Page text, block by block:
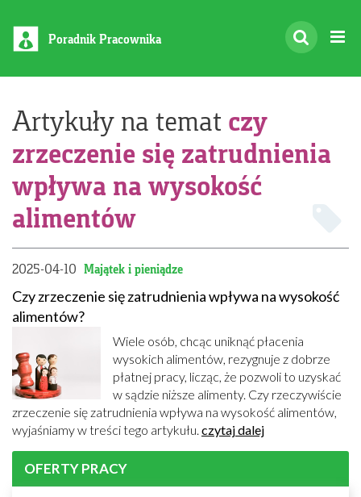
Poradnik Pracownika
Artykuły na temat czy
zrzeczenie się zatrudnienia
wpływa na wysokość
alimentów
2025-04-10 Majątek i pieniądze
Czy zrzeczenie się zatrudnienia wpływa na wysokość
alimentów?
Wiele osób, chcąc uniknąć płacenia
wysokich alimentów, rezygnuje z dobrze
płatnej pracy, licząc, że pozwoli to uzyskać
w sądzie niższe alimenty. Czy rzeczywiście
zrzeczenie się zatrudnienia wpływa na wysokość alimentów,
wyjaśniamy w treści tego artykułu. czytaj dalej
OFERTY PRACY